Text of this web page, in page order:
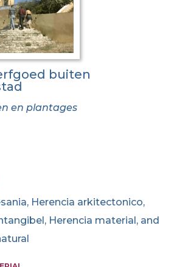
buiten
en plantages
Herencia arkitectonico,
Herencia material, and